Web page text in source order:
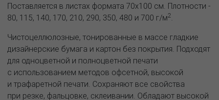
Поставляется в листах формата 70х100 см. Плотности -
80, 115, 140, 170, 210, 290, 350, 480 и 700 г/м2
Чистоцеллюлозные, тонированные в массе гладкие
дизайнерские бумага и картон без покрытия. Подходят
для одноцветной и полноцветной печати
с использованием методов офсетной, высокой
и трафаретной печати. Сохраняют все свойства
при резке, фальцовке, склеивании. Обладают высокой